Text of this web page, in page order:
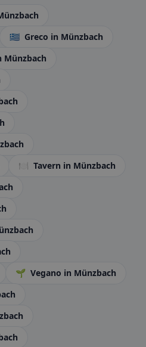
🇬🇷 Greco in Münzbach
Münzbach
🍽️ Tavern in Münzbach
🌱 Vegano in Münzbach